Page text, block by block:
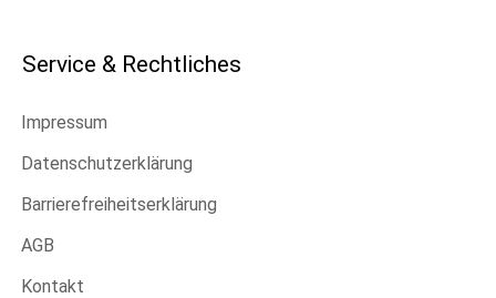
Service & Rechtliches
Impressum
Datenschutzerklärung
Barrierefreiheitserklärung
AGB
Kontakt